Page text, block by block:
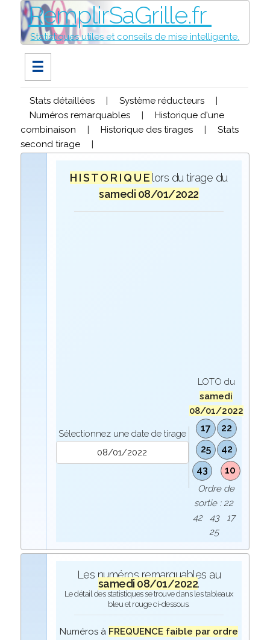
RemplirSaGrille.fr
Statistiques utiles et conseils de mise intelligente.
☰
Stats détaillées | Système réducteurs
|
Numéros remarquables
|
Historique d'une
combinaison
| Historique des tirages |
Stats
second tirage
|
H I S T O R I Q U E lors du tirage du
samedi 08/01/2022
Sélectionnez une date de tirage
LOTO du
samedi
08/01/2022
17
22
25
42
43
10
Ordre de
sortie : 22
42 43 17
25
Les numéros remarquables au
samedi 08/01/2022.
Le détail des statistiques se trouve dans les tableaux
bleu et rouge ci-dessous.
Numéros à FREQUENCE faible par ordre